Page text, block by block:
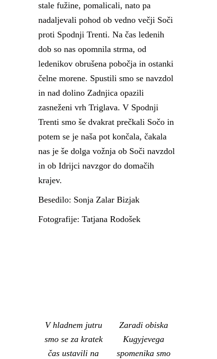
stale fužine, pomalicali, nato pa
nadaljevali pohod ob vedno večji Soči
proti Spodnji Trenti. Na čas ledenih
dob so nas opomnila strma, od
ledenikov obrušena pobočja in ostanki
čelne morene. Spustili smo se navzdol
in nad dolino Zadnjica opazili
zasneženi vrh Triglava. V Spodnji
Trenti smo še dvakrat prečkali Sočo in
potem se je naša pot končala, čakala
nas je še dolga vožnja ob Soči navzdol
in ob Idrijci navzgor do domačih
krajev.
Besedilo: Sonja Zalar Bizjak
Fotografije: Tatjana Rodošek
V hladnem jutru
smo se za kratek
čas ustavili na
Zaradi obiska
Kugyjevega
spomenika smo